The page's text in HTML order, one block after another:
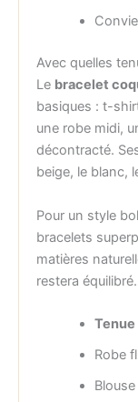
Avec quelles
Le bracelet
basiques : t-
une robe midi,
décontracté.
beige, le blanc,
Pour un style
bracelets
matières
restera équilibré.
Tenue
Robe